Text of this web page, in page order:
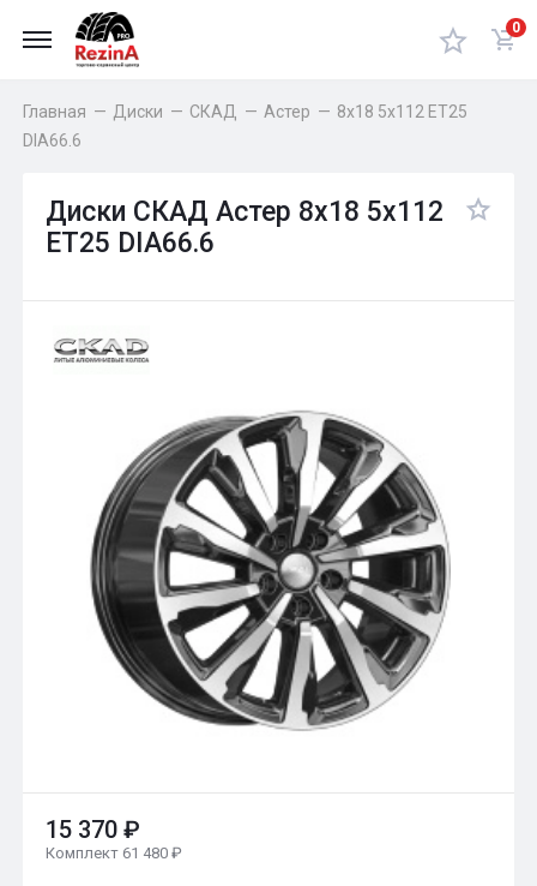
0
Главная — Диски — СКАД — Астер — 8x18 5x112 ET25
DIA66.6
Диски СКАД Астер 8x18 5x112
ET25 DIA66.6
15 370 ₽
Комплект 61 480 ₽